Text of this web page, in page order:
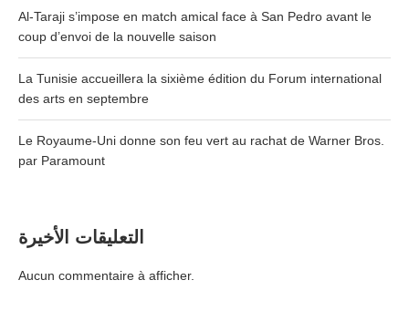
Al-Taraji s’impose en match amical face à San Pedro avant le
coup d’envoi de la nouvelle saison
La Tunisie accueillera la sixième édition du Forum international
des arts en septembre
Le Royaume-Uni donne son feu vert au rachat de Warner Bros.
par Paramount
التعليقات الأخيرة
Aucun commentaire à afficher.